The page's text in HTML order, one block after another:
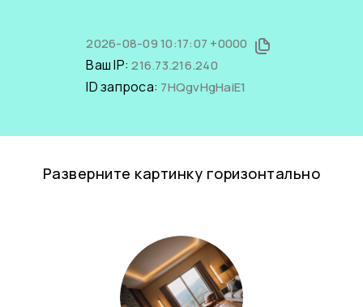
2026-08-09 10:17:07 +0000
Ваш IP:216.73.216.240
ID запроса: 7HQgvHgHaiE1
Разверните картинку горизонтально